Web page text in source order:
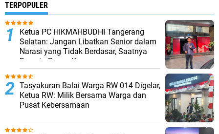
TERPOPULER
Ketua PC HIKMAHBUDHI Tangerang
Selatan: Jangan Libatkan Senior dalam
Narasi yang Tidak Berdasar, Saatnya
Bersatu Pasca Kongres
Tasyakuran Balai Warga RW 014 Digelar,
Ketua RW: Milik Bersama Warga dan
Pusat Kebersamaan